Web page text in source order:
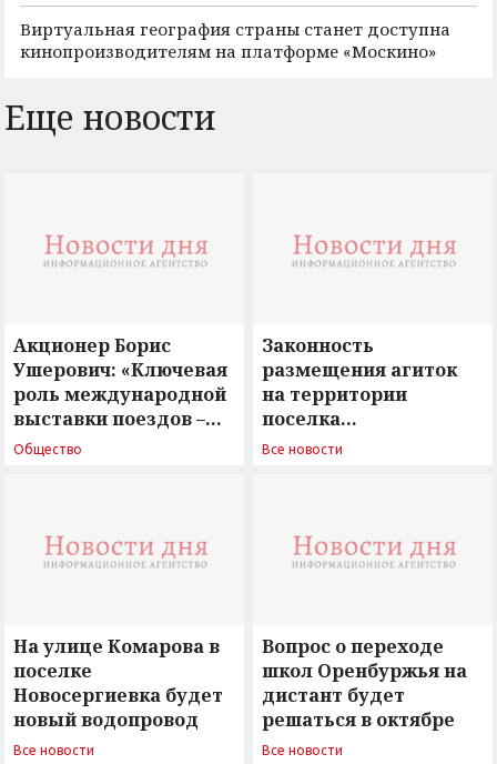
Виртуальная география страны станет доступна
кинопроизводителям на платформе «Москино»
Еще новости
Акционер Борис
Ушерович: «Ключевая
роль международной
выставки поездов –
поиск ответов на
Общество
Законность
размещения агиток
на территории
поселка
Новосергиевка
Все новости
На улице Комарова в
поселке
Новосергиевка будет
новый водопровод
Все новости
Вопрос о переходе
школ Оренбуржья на
дистант будет
решаться в октябре
Все новости